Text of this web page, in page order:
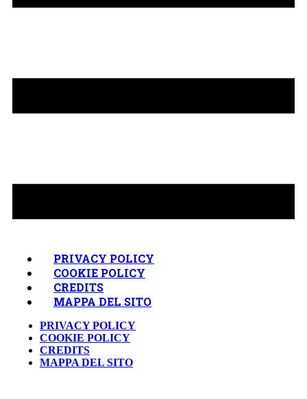
PRIVACY POLICY
COOKIE POLICY
CREDITS
MAPPA DEL SITO
PRIVACY POLICY
COOKIE POLICY
CREDITS
MAPPA DEL SITO